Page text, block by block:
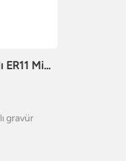
ER11 Mil
gravür